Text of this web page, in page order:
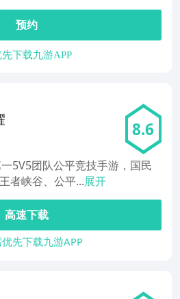
预约
先下载九游APP
8.6
5V5团队公平竞技手游，国民
者峡谷、公平...展开
高速下载
优先下载九游APP